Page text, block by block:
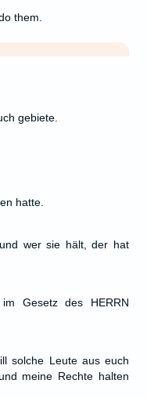
them.
gebiete.
hatte.
wer sie hält, der hat
Gesetz des HERRN
solche Leute aus euch
meine Rechte halten